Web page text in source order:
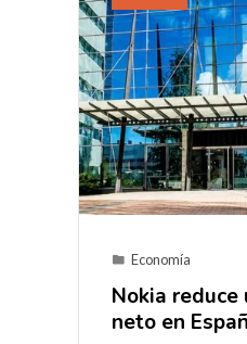
Economía
Nokia
neto en